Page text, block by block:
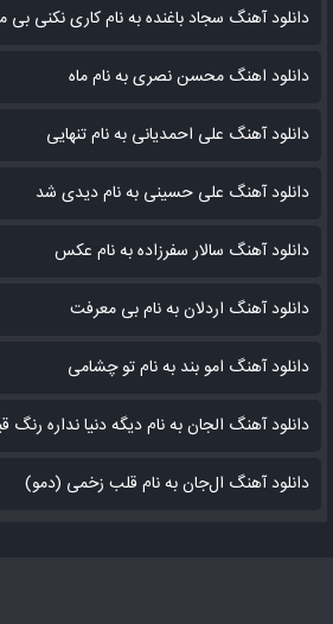
دانلود آهنگ سجاد باغنده به نام کاری نکنی بی
دانلود اهنگ محسن نصری به نام‌ ماه
دانلود آهنگ علی احمدیانی به نام تنهایی
دانلود آهنگ علی حسینی به نام دیدی شد
دانلود آهنگ سالار سفرزاده به نام عکس
دانلود آهنگ اردلان به نام بی معرفت
دانلود آهنگ امو بند به نام تو چشامی
دانلود آهنگ الجان به نام دیگه دنیا نداره رنگ
دانلود آهنگ ال‌جان به نام قلب زخمی (دمو)